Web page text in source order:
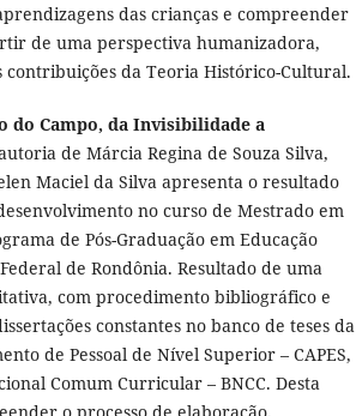
das crianças e compreender
de uma perspectiva humanizadora,
contribuições da Teoria Histórico-Cultural.
do Campo, da Invisibilidade a
de Márcia Regina de Souza Silva,
Maciel da Silva apresenta o resultado
no curso de Mestrado em
de Pós-Graduação em Educação
de Rondônia. Resultado de uma
com procedimento bibliográfico e
constantes no banco de teses da
de Pessoal de Nível Superior – CAPES,
Comum Curricular – BNCC. Desta